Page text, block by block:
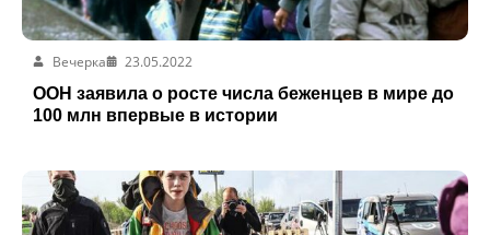
Вечерка
23.05.2022
ООН заявила о росте числа беженцев в мире до
100 млн впервые в истории